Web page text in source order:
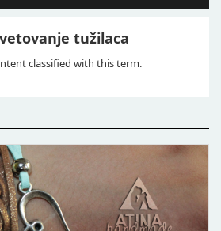
tužilaca
classified with this term.